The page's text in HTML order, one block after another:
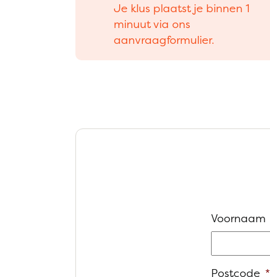
Je klus plaatst je binnen 1
minuut via ons
aanvraagformulier.
Voornaam
Postcode *